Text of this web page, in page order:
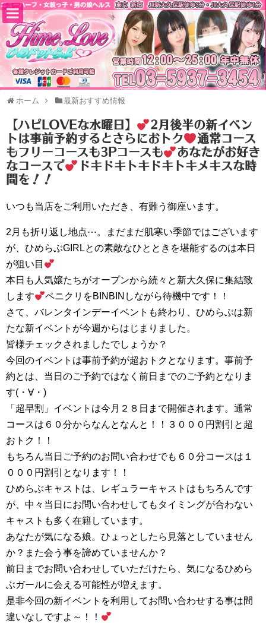
ホーム 最新おすすめ情報
【ハピLOVEな水曜日】
2月後半の新イベン
トは事前予約するとさらにおトク
通常コース
もフリーコースも3Pコースも
あなたがお好き
なコースで
ドキドキトキドキトキメキスな時
間を！！
いつも当店をご利用いただき、有難う御座います。
2月も折り返し地点⋯。まだまだ肌寒い季節ではございます
が、ひめらぶGIRLとの素敵なひとときを堪能するのは本日
が狙い目
本日も人気嬢たちがオープンから続々と新大久保に集結致
します
ペニクリをBINBINしながら待機中です！！
さて、バレンタインデーイベントも終わり、ひめらぶは新
たな新イベントが今週からはじまりました。
皆様チェックされましたでしょうか？
今回のイベントは事前予約が超おトクとなります。事前予
約とは、当日のご予約ではなく前日までのご予約となりま
す(・∀・)
「超早割」イベントは今月２８日まで開催されます。通常
コースは６０分からなんとなんと！！３０００円割引と超
おトク！！
もちろん当日ご予約のお問い合わせでも６０分コースは１
０００円割引となります！！
ひめらぶキャストは、レギュラーキャストはもちろんです
が、中々当日にお問い合わせしてもタイミングが合わない
キャストも多く在籍しています。
あなたが気になる娘。ひょっとしたら見落としていません
か？また会う事を諦めていませんか？
前日までお問い合わせしていただけたら、気になるひめら
ぶガールに会える可能性が増えます。
是非今回の新イベントを利用してお問い合わせする事は間
違いなしですよ～！！